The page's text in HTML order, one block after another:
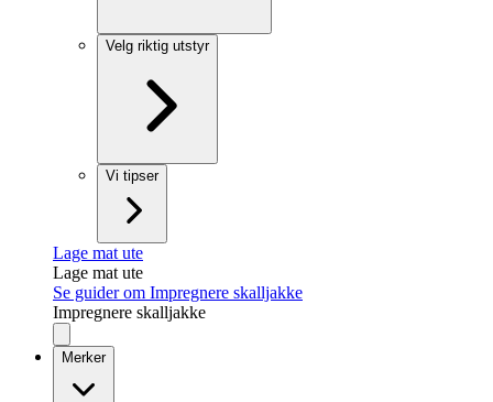
Velg riktig utstyr
Vi tipser
Lage mat ute
Lage mat ute
Se guider om Impregnere skalljakke
Impregnere skalljakke
Merker